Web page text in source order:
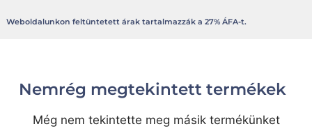
Weboldalunkon feltüntetett árak tartalmazzák a 27% ÁFA-t.
Nemrég megtekintett termékek
Még nem tekintette meg másik termékünket